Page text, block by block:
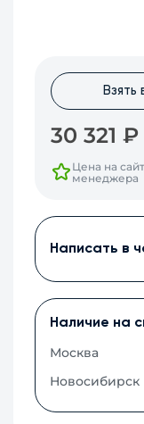
Взять
30 321₽
Цена на
менеджера
Написать в
Наличие на
Москва
Новосибирск